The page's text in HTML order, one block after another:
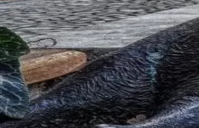
首页>广场>通州摄影师
通州 摄影师
寻找通州摄影师？Bee Sugar 是通州地区最
通州精选会员